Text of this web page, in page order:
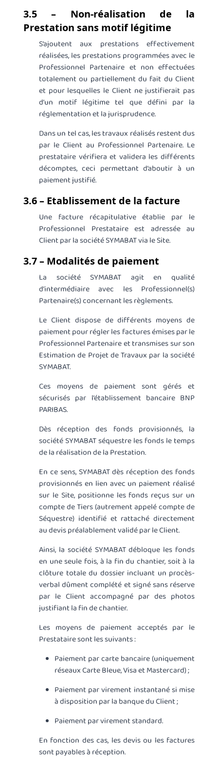
3.5 – Non-réalisation de la
Prestation sans motif légitime
S’ajoutent aux prestations effectivement
réalisées, les prestations programmées avec le
Professionnel Partenaire et non effectuées
totalement ou partiellement du fait du Client
et pour lesquelles le Client ne justifierait pas
d’un motif légitime tel que défini par la
réglementation et la jurisprudence.
Dans un tel cas, les travaux réalisés restent dus
par le Client au Professionnel Partenaire. Le
prestataire vérifiera et validera les différents
décomptes, ceci permettant d’aboutir à un
paiement justifié.
3.6 – Etablissement de la facture
Une facture récapitulative établie par le
Professionnel Prestataire est adressée au
Client par la société SYMABAT via le Site.
3.7 – Modalités de paiement
La société SYMABAT agit en qualité
d’intermédiaire avec les Professionnel(s)
Partenaire(s) concernant les règlements.
Le Client dispose de différents moyens de
paiement pour régler les factures émises par le
Professionnel Partenaire et transmises sur son
Estimation de Projet de Travaux par la société
SYMABAT.
Ces moyens de paiement sont gérés et
sécurisés par l’établissement bancaire BNP
PARIBAS.
Dès réception des fonds provisionnés, la
société SYMABAT séquestre les fonds le temps
de la réalisation de la Prestation.
En ce sens, SYMABAT dès réception des fonds
provisionnés en lien avec un paiement réalisé
sur le Site, positionne les fonds reçus sur un
compte de Tiers (autrement appelé compte de
Séquestre) identifié et rattaché directement
au devis préalablement validé par le Client.
Ainsi, la société SYMABAT débloque les fonds
en une seule fois, à la fin du chantier, soit à la
clôture totale du dossier incluant un procès-
verbal dûment complété et signé sans réserve
par le Client accompagné par des photos
justifiant la fin de chantier.
Les moyens de paiement acceptés par le
Prestataire sont les suivants :
Paiement par carte bancaire (uniquement
réseaux Carte Bleue, Visa et Mastercard) ;
Paiement par virement instantané si mise
à disposition par la banque du Client ;
Paiement par virement standard.
En fonction des cas, les devis ou les factures
sont payables à réception.